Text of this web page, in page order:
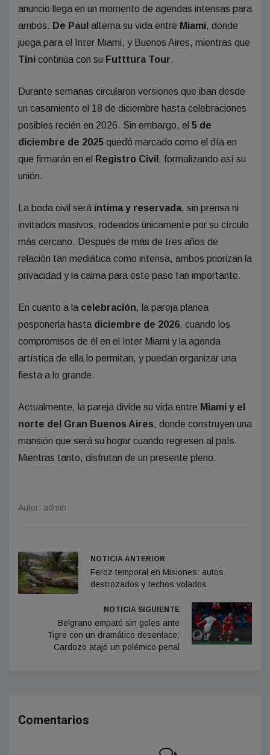
anuncio llega en un momento de agendas intensas para
ambos. De Paul alterna su vida entre Miami, donde
juega para el Inter Miami, y Buenos Aires, mientras que
Tini continúa con su Futttura Tour.
Durante semanas circularon versiones que iban desde
un casamiento el 18 de diciembre hasta celebraciones
posibles recién en 2026. Sin embargo, el 5 de
diciembre de 2025 quedó marcado como el día en
que firmarán en el
Registro Civil , formalizando así su
unión.
La boda civil será íntima y reservada, sin prensa ni
invitados masivos, rodeados únicamente por su círculo
más cercano. Después de más de tres años de
relación tan mediática como intensa, ambos priorizan la
privacidad y la calma para este paso tan importante.
En cuanto a la celebración, la pareja planea
posponerla hasta diciembre de 2026, cuando los
compromisos de él en el Inter Miami y la agenda
artística de ella lo permitan, y puedan organizar una
fiesta a lo grande.
Actualmente, la pareja divide su vida entre Miami y el
norte del Gran Buenos Aires, donde construyen una
mansión que será su hogar cuando regresen al país.
Mientras tanto, disfrutan de un presente pleno.
Autor: admin
NOTICIA ANTERIOR
Feroz temporal en Misiones: autos
destrozados y techos volados
NOTICIA SIGUIENTE
Belgrano empató sin goles ante
Tigre con un dramático desenlace:
Cardozo atajó un polémico penal
Comentarios